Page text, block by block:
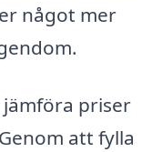
något mer
priser
att fylla